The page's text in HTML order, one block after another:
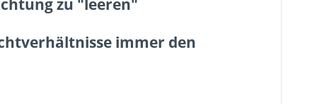
zu "leeren"
immer den